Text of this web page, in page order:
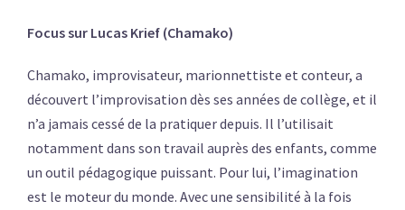
Focus sur Lucas Krief (Chamako)
Chamako, improvisateur, marionnettiste et conteur, a
découvert l’improvisation dès ses années de collège, et il
n’a jamais cessé de la pratiquer depuis. Il l’utilisait
notamment dans son travail auprès des enfants, comme
un outil pédagogique puissant. Pour lui, l’imagination
est le moteur du monde. Avec une sensibilité à la fois